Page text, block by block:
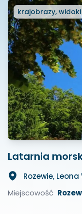
krajobrazy, widoki
Latarnia
Rozewie,
Miejscowość